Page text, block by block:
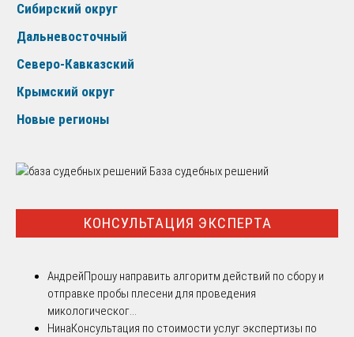
Сибирский округ
Дальневосточный
Северо-Кавказский
Крымский округ
Новые регионы
База судебных решений
КОНСУЛЬТАЦИЯ ЭКСПЕРТА
АндрейПрошу направить алгоритм действий по сбору и
отправке пробы плесени для проведения
микологическог...
НинаКонсультация по стоимости услуг экспертизы по